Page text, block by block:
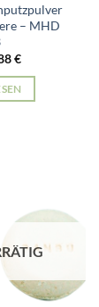
– MHD
€
€Aktueller
ist:
4,88 €.